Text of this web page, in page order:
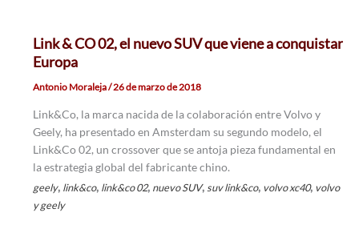
Link & CO 02, el nuevo SUV que viene a conquistar
Europa
Antonio Moraleja/26 de marzo de 2018
Link&Co, la marca nacida de la colaboración entre Volvo y
Geely, ha presentado en Amsterdam su segundo modelo, el
Link&Co 02, un crossover que se antoja pieza fundamental en
la estrategia global del fabricante chino.
geely, link&co, link&co 02, nuevo SUV, suv link&co, volvo xc40, volvo
y geely